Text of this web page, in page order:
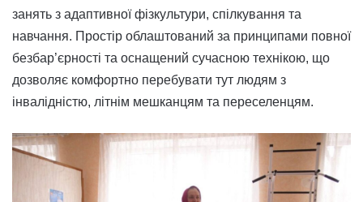
занять з адаптивної фізкультури, спілкування та
навчання. Простір облаштований за принципами повної
безбар’єрності та оснащений сучасною технікою, що
дозволяє комфортно перебувати тут людям з
інвалідністю, літнім мешканцям та переселенцям.